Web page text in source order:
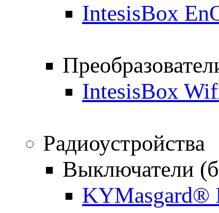
IntesisBox
IntesisBox
Радиоустройства
Выключатели
KYMasgard®